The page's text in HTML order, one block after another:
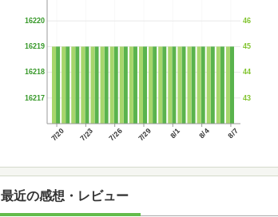
7/20 7/23 7/26 7/29 8/1 8/4 8/7
16217
16218
16219
16220
43
44
45
46
最近の感想・レビュー